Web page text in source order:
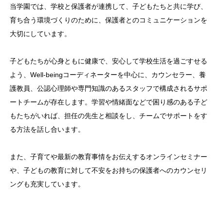
当学園では、学校と保護者が連携して、子どもたちと共に学び、
育ち合う環境づくりのために、保護者とのコミュニケーションを
大切にしています。
子どもたちが心身ともに健康で、安心して学校生活を過ごすせる
よう、Well-beingコーディネーターを中心に、カウンセラー、養
護教員、公認心理師や専門知識のあるスタッフで構成されるサポ
ートチームが存在します。学習や情緒面などで困り感のある子ど
もたちがいれば、担任の先生と相談をし、チームでサポートをす
る方法を話し合います。
また、子育てや最新の教育事情をお伝えするオンラインセミナー
や、子どもの教育に対して不安をお持ちの保護者へのカウンセリ
ングも充実しています。